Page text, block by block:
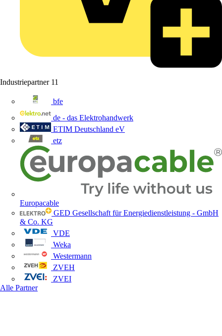
Industriepartner 11
bfe
de - das Elektrohandwerk
ETIM Deutschland eV
etz
Europacable
GED Gesellschaft für Energiedienstleistung - GmbH
& Co. KG
VDE
Weka
Westermann
ZVEH
ZVEI
Alle Partner